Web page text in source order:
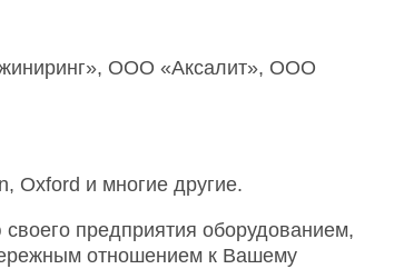
ООО «Аксалит», ООО
Oxford и многие другие.
предприятия оборудованием,
отношением к Вашему